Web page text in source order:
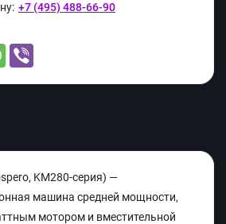
+7 (495) 488-66-90
KM280-серия) —
машина средней мощности,
мотором и вместительной